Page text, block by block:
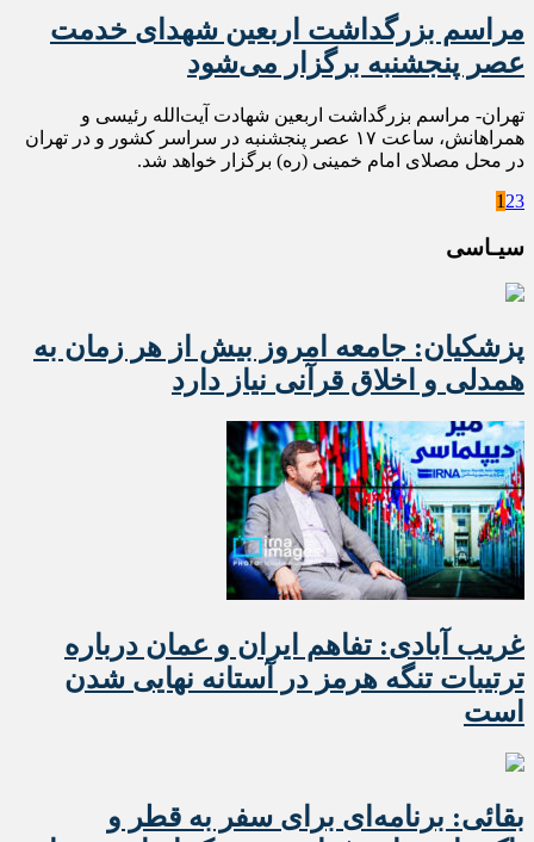
مراسم بزرگداشت اربعین شهدای خدمت
عصر پنجشنبه برگزار می‌شود
تهران- مراسم بزرگداشت اربعین شهادت آیت‌الله رئیسی و
همراهانش، ساعت ۱۷ عصر پنجشنبه در سراسر کشور و در تهران
در محل مصلای امام خمینی (ره) برگزار خواهد شد.
1 23
سیـاسی
پزشکیان: جامعه امروز بیش از هر زمان به
همدلی و اخلاق قرآنی نیاز دارد
غریب آبادی: تفاهم ایران و عمان درباره
ترتیبات تنگه هرمز در آستانه نهایی شدن
است
بقائی: برنامه‌ای برای سفر به قطر و